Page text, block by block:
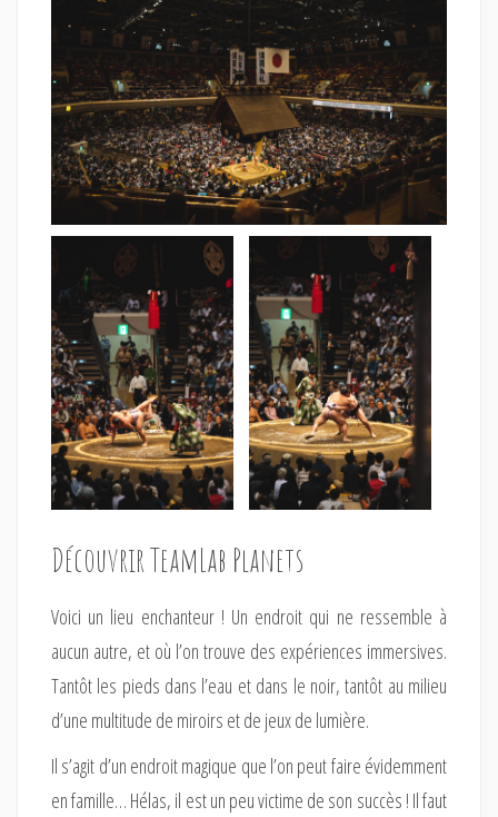
Découvrir TeamLab Planets
Voici un lieu enchanteur ! Un endroit qui ne ressemble à
aucun autre, et où l’on trouve des expériences immersives.
Tantôt les pieds dans l’eau et dans le noir, tantôt au milieu
d’une multitude de miroirs et de jeux de lumière.
Il s’agit d’un endroit magique que l’on peut faire évidemment
en famille… Hélas, il est un peu victime de son succès ! Il faut